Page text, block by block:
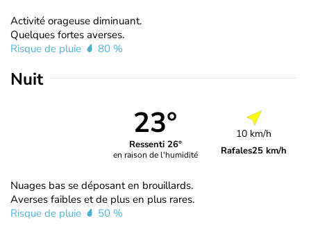
Activité orageuse diminuant.
Quelques fortes averses.
Risque de pluie
80 %
Nuit
23°
Ressenti 26°
en raison de l'humidité
10 km/h
Rafales25 km/h
Nuages bas se déposant en brouillards.
Averses faibles et de plus en plus rares.
Risque de pluie
50 %